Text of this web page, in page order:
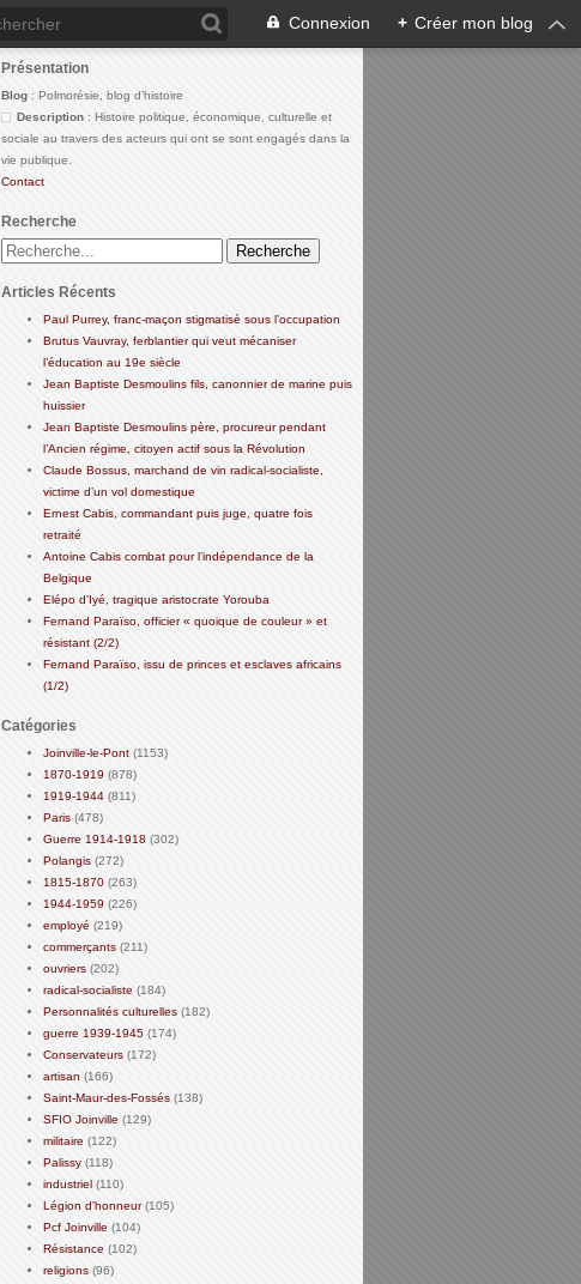
Connexion + Créer mon blog
Présentation
Blog : Polmorésie, blog d’histoire
Description : Histoire politique, économique, culturelle et
sociale au travers des acteurs qui ont se sont engagés dans la
vie publique.
Contact
Recherche
Articles Récents
Paul Purrey, franc-maçon stigmatisé sous l’occupation
Brutus Vauvray, ferblantier qui veut mécaniser
l’éducation au 19e siècle
Jean Baptiste Desmoulins fils, canonnier de marine puis
huissier
Jean Baptiste Desmoulins père, procureur pendant
l’Ancien régime, citoyen actif sous la Révolution
Claude Bossus, marchand de vin radical-socialiste,
victime d’un vol domestique
Ernest Cabis, commandant puis juge, quatre fois
retraité
Antoine Cabis combat pour l’indépendance de la
Belgique
Elépo d’Iyé, tragique aristocrate Yorouba
Fernand Paraïso, officier « quoique de couleur » et
résistant (2/2)
Fernand Paraïso, issu de princes et esclaves africains
(1/2)
Catégories
Joinville-le-Pont (1153)
1870-1919 (878)
1919-1944 (811)
Paris (478)
Guerre 1914-1918 (302)
Polangis (272)
1815-1870 (263)
1944-1959 (226)
employé (219)
commerçants (211)
ouvriers (202)
radical-socialiste (184)
Personnalités culturelles (182)
guerre 1939-1945 (174)
Conservateurs (172)
artisan (166)
Saint-Maur-des-Fossés (138)
SFIO Joinville (129)
militaire (122)
Palissy (118)
industriel (110)
Légion d'honneur(105)
Pcf Joinville (104)
Résistance (102)
religions (96)